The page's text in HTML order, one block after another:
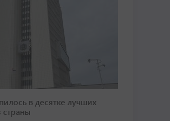
в десятке лучших
страны